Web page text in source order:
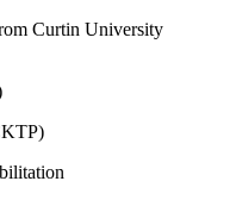
Curtin University